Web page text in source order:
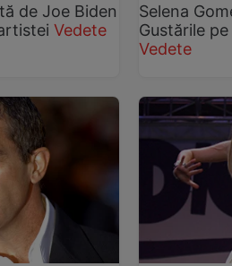
de Joe Biden
Vedete
Selena
Gustările
Vedete